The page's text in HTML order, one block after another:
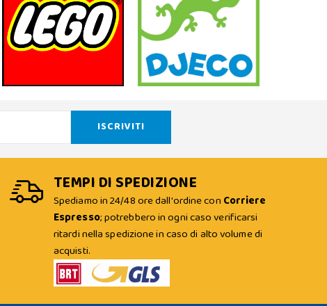
TEMPI DI SPEDIZIONE
Spediamo in 24/48 ore dall'ordine con Corriere
Espresso; potrebbero in ogni caso verificarsi
ritardi nella spedizione in caso di alto volume di
acquisti.